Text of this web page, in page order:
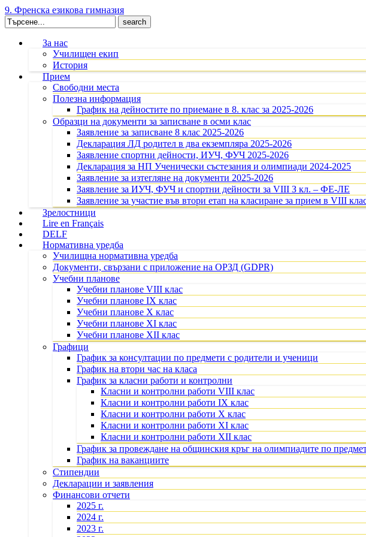
9. Френска езикова гимназия
Search
for:
За нас
Училищен екип
История
Прием
Свободни места
Полезна информация
График на дейностите по приемане в 8. клас за 2025-2026
Образци на документи за записване в осми клас
Заявление за записване 8 клас 2025-2026
Декларация ЛД родител в два екземпляра 2025-2026
Заявление спортни дейности, ИУЧ, ФУЧ 2025-2026
Декларация за НП Ученически състезания и олимпиади 2024-2025
Заявление за изтегляне на документи 2025-2026
Заявление за ИУЧ, ФУЧ и спортни дейности за VIII З кл. – ФЕ-ЛЕ
Заявление за участие във втори етап на класиране за прием в VIII
Зрелостници
Lire en Français
DELF
Нормативна уредба
Училищна нормативна уредба
Документи, свързани с приложение на ОРЗД (GDPR)
Учебни планове
Учебни планове VIII клас
Учебни планове IX клас
Учебни планове X клас
Учебни планове XI клас
Учебни планове XII клас
Графици
График за консултации по предмети с родители и ученици
График на втори час на класа
График за класни работи и контролни
Класни и контролни работи VIII клас
Класни и контролни работи IX клас
Класни и контролни работи X клас
Класни и контролни работи XI клас
Класни и контролни работи XII клас
График за провеждане на общинския кръг на олимпиадите по
График на ваканциите
Стипендии
Декларации и заявления
Финансови отчети
2025 г.
2024 г.
2023 г.